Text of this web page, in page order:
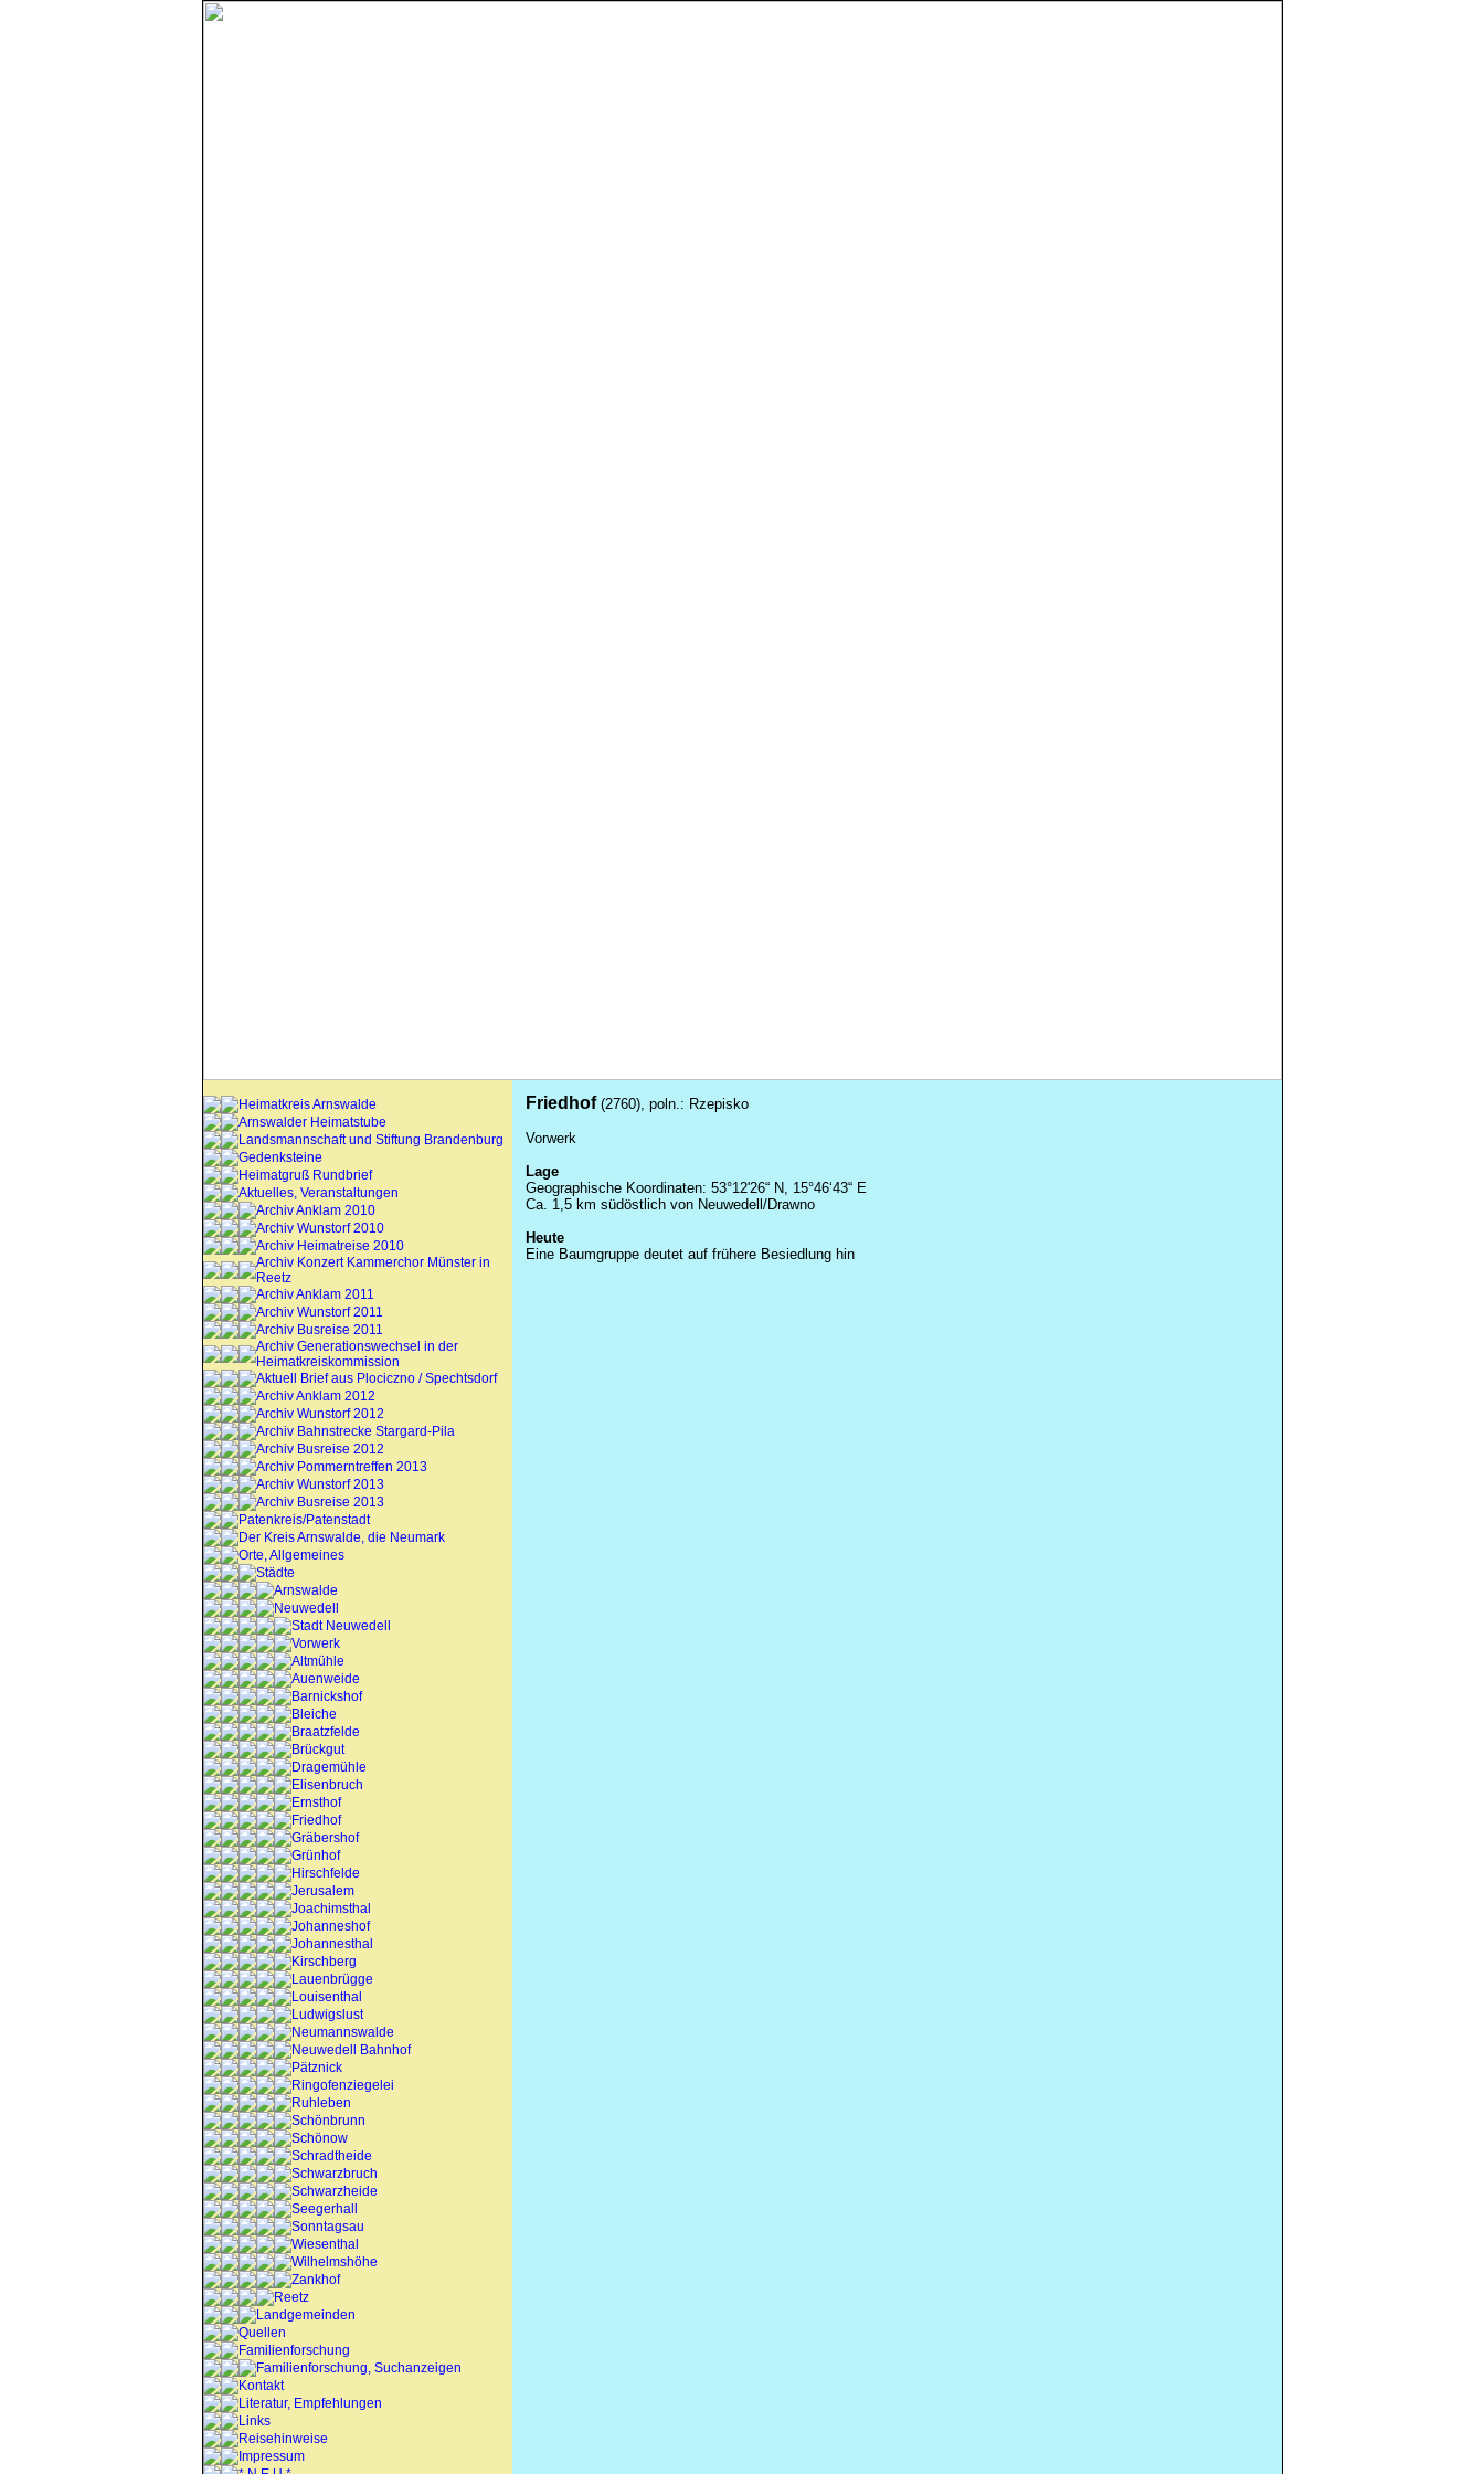
Heimatkreis Arnswalde
Arnswalder Heimatstube
Landsmannschaft und Stiftung Brandenburg
Gedenksteine
Heimatgruß Rundbrief
Aktuelles, Veranstaltungen
Archiv Anklam 2010
Archiv Wunstorf 2010
Archiv Heimatreise 2010
Archiv Konzert Kammerchor Münster in
Reetz
Archiv Anklam 2011
Archiv Wunstorf 2011
Archiv Busreise 2011
Archiv Generationswechsel in der
Heimatkreiskommission
Aktuell Brief aus Plociczno / Spechtsdorf
Archiv Anklam 2012
Archiv Wunstorf 2012
Archiv Bahnstrecke Stargard-Pila
Archiv Busreise 2012
Archiv Pommerntreffen 2013
Archiv Wunstorf 2013
Archiv Busreise 2013
Patenkreis/Patenstadt
Der Kreis Arnswalde, die Neumark
Orte, Allgemeines
Städte
Arnswalde
Neuwedell
Stadt Neuwedell
Vorwerk
Altmühle
Auenweide
Barnickshof
Bleiche
Braatzfelde
Brückgut
Dragemühle
Elisenbruch
Ernsthof
Friedhof
Gräbershof
Grünhof
Hirschfelde
Jerusalem
Joachimsthal
Johanneshof
Johannesthal
Kirschberg
Lauenbrügge
Louisenthal
Ludwigslust
Neumannswalde
Neuwedell Bahnhof
Pätznick
Ringofenziegelei
Ruhleben
Schönbrunn
Schönow
Schradtheide
Schwarzbruch
Schwarzheide
Seegerhall
Sonntagsau
Wiesenthal
Wilhelmshöhe
Zankhof
Reetz
Landgemeinden
Quellen
Familienforschung
Familienforschung, Suchanzeigen
Kontakt
Literatur, Empfehlungen
Links
Reisehinweise
Impressum
Friedhof (2760), poln.: Rzepisko
Vorwerk
Lage
Geographische Koordinaten: 53°12'26“ N, 15°46‘43“ E
Ca. 1,5 km südöstlich von Neuwedell /Drawno
Heute
Eine Baumgruppe deutet auf frühere Besiedlung hin